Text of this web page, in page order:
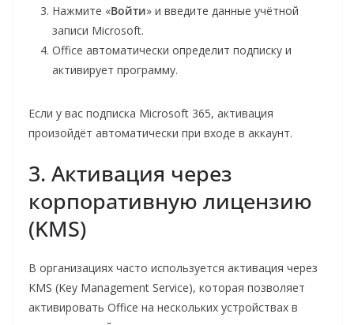
Нажмите «Войти» и введите данные учётной
записи Microsoft.
Office автоматически определит подписку и
активирует программу.
Если у вас подписка Microsoft 365, активация
произойдёт автоматически при входе в аккаунт.
3. Активация через
корпоративную лицензию
(KMS)
В организациях часто используется активация через
KMS (Key Management Service), которая позволяет
активировать Office на нескольких устройствах в